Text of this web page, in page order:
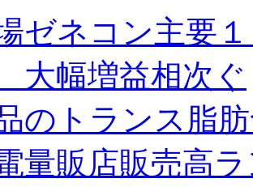
場ゼネコン主要
幅増益相次ぐ
のトランス脂
量販店販売高